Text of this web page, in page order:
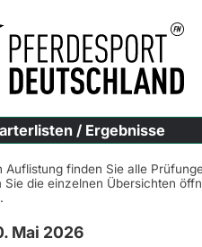
/ Ergebnisse
Auflistung finden Sie alle
Sie die einzelnen Übersichten
Mai 2026